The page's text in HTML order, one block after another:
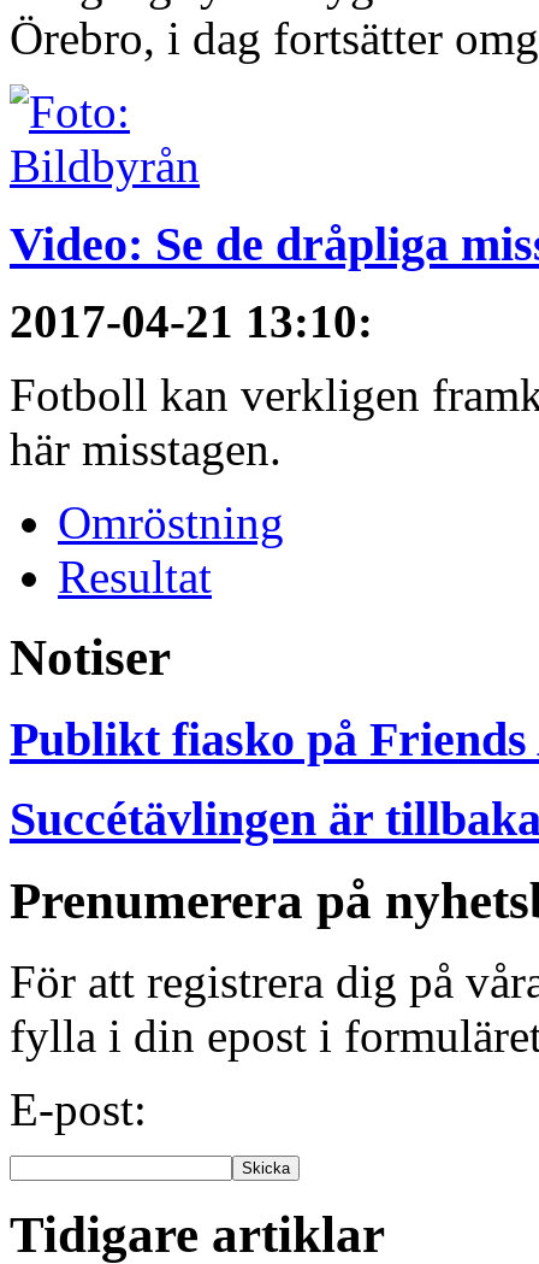
Örebro, i dag fortsätter
Video: Se de dråpliga
2017-04-21 13:10:
Fotboll kan verkligen
här misstagen.
Omröstning
Resultat
Notiser
Publikt fiasko på Friends
Succétävlingen är
Prenumerera på
För att registrera dig på
fylla i din epost i
E-post:
Tidigare artiklar